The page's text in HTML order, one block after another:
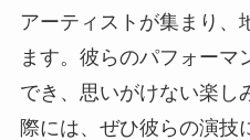
アーティストが集まり、
ます。彼らのパフォーマ
でき、思いがけない楽し
際には、ぜひ彼らの演技